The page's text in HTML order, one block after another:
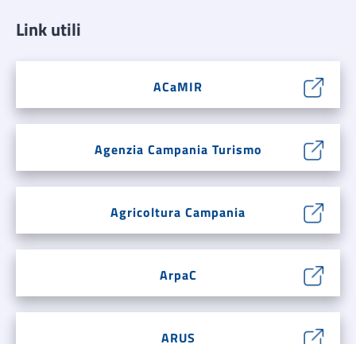
Link utili
ACaMIR
Agenzia Campania Turismo
Agricoltura Campania
ArpaC
ARUS